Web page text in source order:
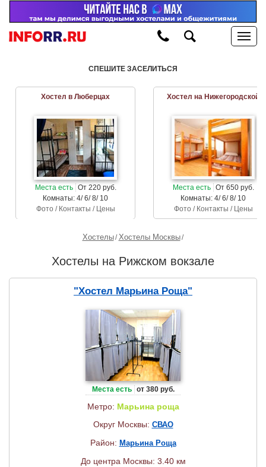
СПЕШИТЕ ЗАСЕЛИТЬСЯ
Хостел в Люберцах
Места есть От 220 руб.
Комнаты: 4/ 6/ 8/ 10
Фото / Контакты / Цены
Хостел на Нижегородской
Места есть От 650 руб.
Комнаты: 4/ 6/ 8/ 10
Фото / Контакты / Цены
Хостелы Хостелы Москвы
Хостелы на Рижском вокзале
"Хостел Марьина Роща"
Места есть от 380 руб.
Метро: Марьина роща
Округ Москвы: СВАО
Район: Марьина Роща
До центра Москвы: 3.40 км